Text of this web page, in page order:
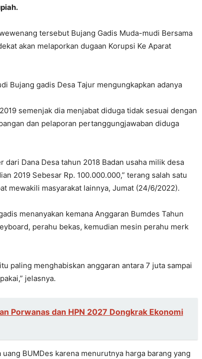
tersebut Bujang Gadis Muda-mudi Bersama
akan melaporkan dugaan Korupsi Ke Aparat
Bujang gadis Desa Tajur mengungkapkan adanya
semenjak dia menjabat diduga tidak sesuai dengan
dan pelaporan pertanggungjawaban diduga
Dana Desa tahun 2018 Badan usaha milik desa
2019 Sebesar Rp. 100.000.000,” terang salah satu
mewakili masyarakat lainnya, Jumat (24/6/2022).
menanyakan kemana Anggaran Bumdes Tahun
perahu bekas, kemudian mesin perahu merk
paling menghabiskan anggaran antara 7 juta sampai
jelasnya.
Porwanas dan HPN 2027 Dongkrak Ekonomi
BUMDes karena menurutnya harga barang yang